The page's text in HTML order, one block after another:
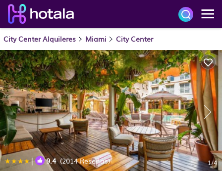
City Center Alquileres Miami City Center
| 9.4(2014 Reseñas) 1/4